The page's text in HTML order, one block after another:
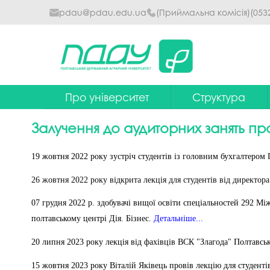
pdau@pdau.edu.ua (Приймальна комісія)
Про університет
Досягнення
Сталий розвиток
Політики університету
Історія
Структура
Вчена рада
Факультети та
Кафедри
Коледжі
Залучення до аудиторних занять
19 жовтня 2022 року зустріч студентів із головним
26 жовтня 2022 року відкрита лекція для студентів від
07 грудня 2022 р. здобувачі вищої освіти спеціальностей 292
полтавському центрі Дія. Бізнес. Детальніше...
20 липня 2023 року лекція від фахівців ВСК "Злагода"
15 жовтня 2023 року Віталій Яківець провів лекцію для